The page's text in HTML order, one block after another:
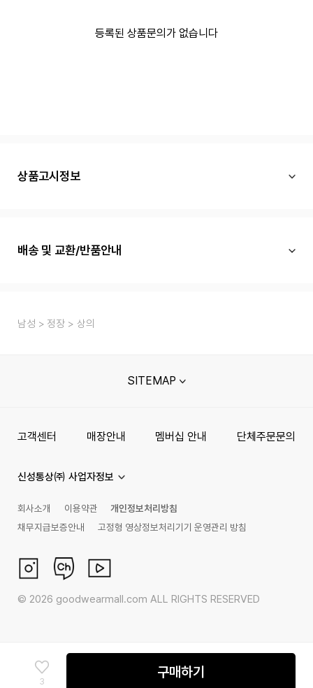
등록된 상품문의가 없습니다
상품고시정보
배송 및 교환/반품안내
남성 정장 상의
3
구매하기
SITEMAP
고객센터 매장안내 멤버십 안내 단체주문문의
신성통상㈜ 사업자정보
회사소개 이용약관
개인정보처리방침
채무지급보증안내
고정형 영상정보처리기기 운영관리 방침
© 2026 goodwearmall.com ALL RIGHTS RESERVED